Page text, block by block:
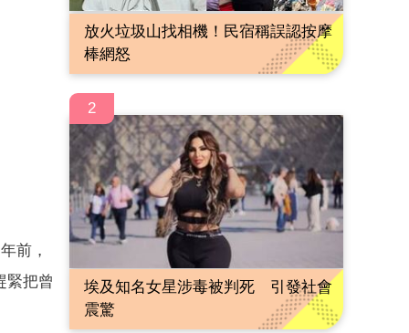
前，
緊把曾
放火垃圾山找相機！民宿稱誤認按摩
棒網怒
2
埃及知名女星涉毒被判死 引發社會
震驚